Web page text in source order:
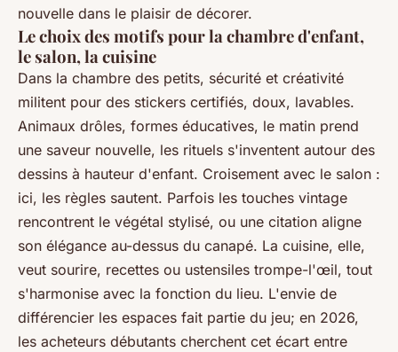
nouvelle dans le plaisir de décorer.
Le choix des motifs pour la chambre d'enfant,
le salon, la cuisine
Dans la chambre des petits, sécurité et créativité
militent pour des stickers certifiés, doux, lavables.
Animaux drôles, formes éducatives, le matin prend
une saveur nouvelle, les rituels s'inventent autour des
dessins à hauteur d'enfant. Croisement avec le salon :
ici, les règles sautent. Parfois les touches vintage
rencontrent le végétal stylisé, ou une citation aligne
son élégance au-dessus du canapé. La cuisine, elle,
veut sourire, recettes ou ustensiles trompe-l'œil, tout
s'harmonise avec la fonction du lieu. L'envie de
différencier les espaces fait partie du jeu; en 2026,
les acheteurs débutants cherchent cet écart entre